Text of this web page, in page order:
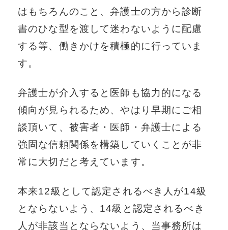
はもちろんのこと、弁護士の方から診断
書のひな型を渡して迷わないように配慮
する等、働きかけを積極的に行っていま
す。
弁護士が介入すると医師も協力的になる
傾向が見られるため、やはり早期にご相
談頂いて、被害者・医師・弁護士による
強固な信頼関係を構築していくことが非
常に大切だと考えています。
本来12級として認定されるべき人が14級
とならないよう、14級と認定されるべき
人が非該当とならないよう、当事務所は